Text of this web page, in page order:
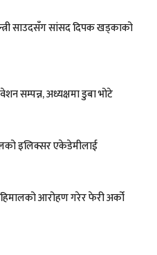
साउदसँग सांसद दिपक खड्काको
सम्पन्न, अध्यक्षमा डुबा भोटे
इलिक्सर एकेडेमीलाई
आरोहण गरेर फेरी अर्को